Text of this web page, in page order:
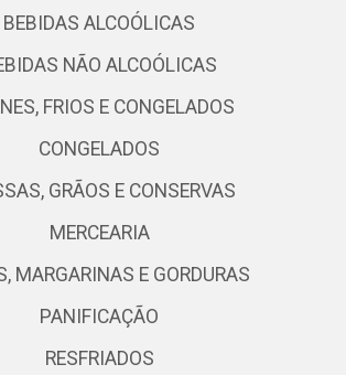
BEBIDAS ALCOÓLICAS
NÃO ALCOÓLICAS
FRIOS E CONGELADOS
CONGELADOS
GRÃOS E CONSERVAS
MERCEARIA
MARGARINAS E GORDURAS
PANIFICAÇÃO
RESFRIADOS